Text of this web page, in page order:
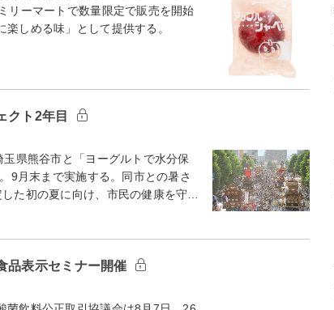
リーマートで数量限定で販売を開始
楽しめる味」として提供する。
クト2年目
県熊谷市と「ヨーグルトで水分保
月末まで実施する。同市との暑さ
た初の夏に向け、市民の健康を守…
品表示セミナー開催